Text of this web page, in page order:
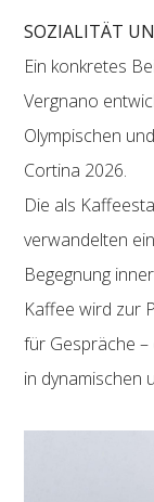
SOZIALITÄT
Ein konkretes
Vergnano
Olympischen
Cortina 2026.
Die als
verwandelten
Begegnung
Kaffee wird zur
für Gespräche
in dynamischen